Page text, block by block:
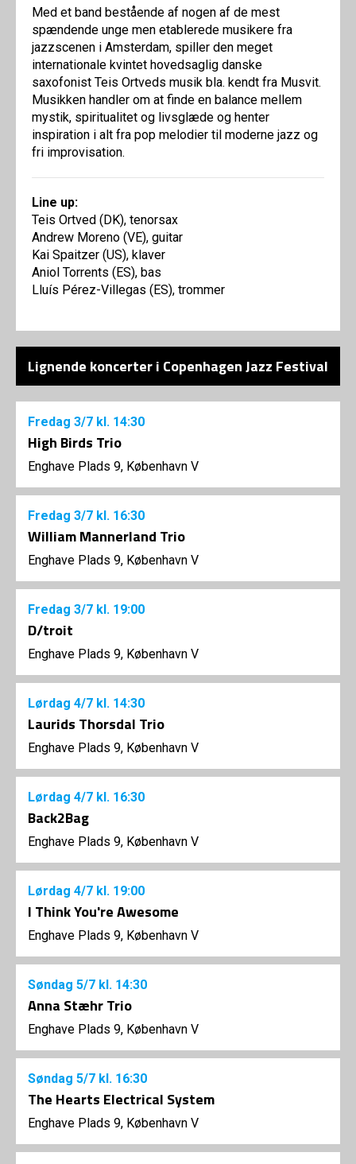
Med et band bestående af nogen af de mest
spændende unge men etablerede musikere fra
jazzscenen i Amsterdam, spiller den meget
internationale kvintet hovedsaglig danske
saxofonist Teis Ortveds musik bla. kendt fra Musvit.
Musikken handler om at finde en balance mellem
mystik, spiritualitet og livsglæde og henter
inspiration i alt fra pop melodier til moderne jazz og
fri improvisation.
Line up:
Teis Ortved (DK), tenorsax
Andrew Moreno (VE), guitar
Kai Spaitzer (US), klaver
Aniol Torrents (ES), bas
Lluís Pérez-Villegas (ES), trommer
Lignende koncerter i Copenhagen Jazz Festival
Fredag 3/7 kl. 14:30
High Birds Trio
Enghave Plads 9, København V
Fredag 3/7 kl. 16:30
William Mannerland Trio
Enghave Plads 9, København V
Fredag 3/7 kl. 19:00
D/troit
Enghave Plads 9, København V
Lørdag 4/7 kl. 14:30
Laurids Thorsdal Trio
Enghave Plads 9, København V
Lørdag 4/7 kl. 16:30
Back2Bag
Enghave Plads 9, København V
Lørdag 4/7 kl. 19:00
I Think You're Awesome
Enghave Plads 9, København V
Søndag 5/7 kl. 14:30
Anna Stæhr Trio
Enghave Plads 9, København V
Søndag 5/7 kl. 16:30
The Hearts Electrical System
Enghave Plads 9, København V